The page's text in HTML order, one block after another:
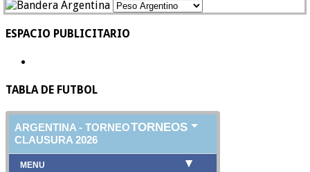
ESPACIO PUBLICITARIO
TABLA DE FUTBOL